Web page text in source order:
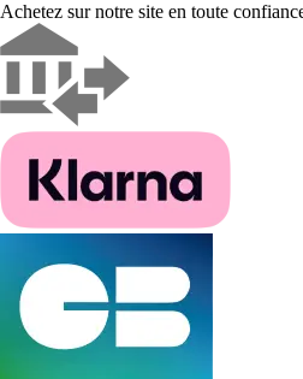
Achetez sur notre site en toute